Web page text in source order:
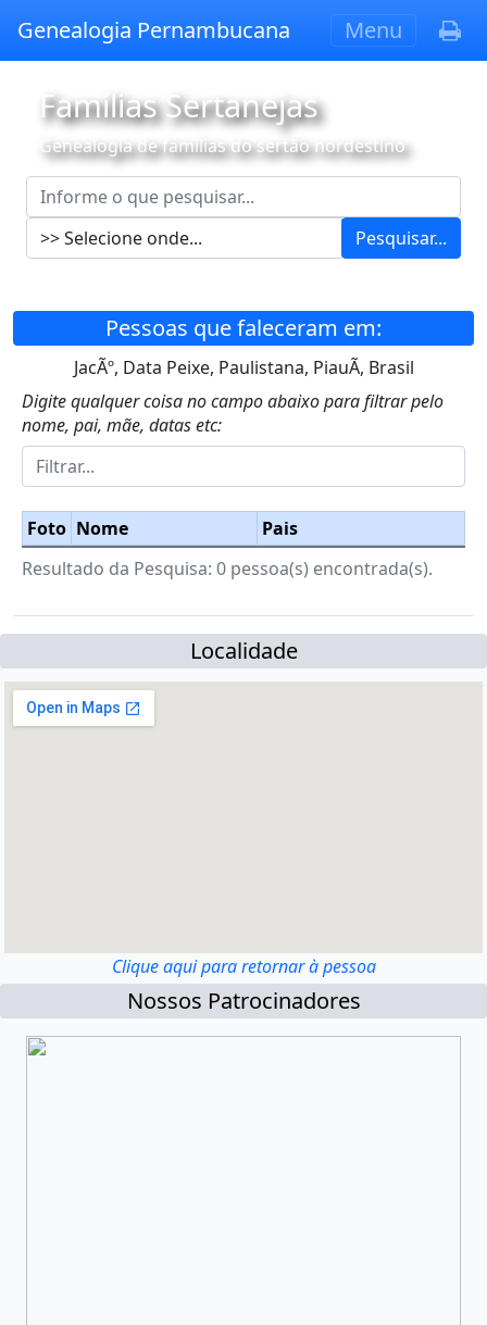
Genealogia Pernambucana Menu
Famílias Sertanejas
Genealogia de famílias do sertão nordestino
Pesquisar...
Pessoas que faleceram em:
JacÃº, Data Peixe, Paulistana, PiauÃ­, Brasil
Digite qualquer coisa no campo abaixo para filtrar pelo
nome, pai, mãe, datas etc:
Foto Nome
Pais
Resultado da Pesquisa: 0 pessoa(s) encontrada(s).
Localidade
Clique aqui para retornar à pessoa
Nossos Patrocinadores